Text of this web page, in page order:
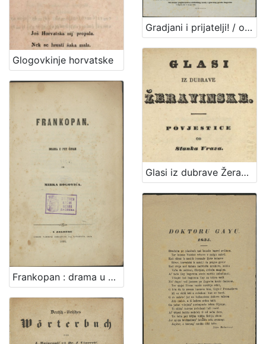
Gradjani i prijatelji! / od strane poglavarstva slobodnog kralj. i glavnog grada Zagreba. U Zagrebu dne 8. travnja 1861.
Glogovkinje horvatske
Glasi iz dubrave Žeravinske : povjestice / od Stanka Vraza.
Frankopan : drama u pet činah / od Mirka Bogovića